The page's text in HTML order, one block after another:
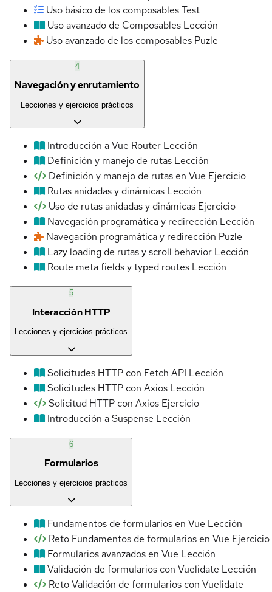
Uso básico de los composablesTest
Uso avanzado de Composables Lección
Uso avanzado de los composables Puzle
4
Navegación y enrutamiento
Lecciones y ejercicios prácticos
Introducción a Vue Router Lección
Definición y manejo de rutas Lección
Definición y manejo de rutas en Vue Ejercicio
Rutas anidadas y dinámicas Lección
Uso de rutas anidadas y dinámicas Ejercicio
Navegación programática y redirección Lección
Navegación programática y redirección Puzle
Lazy loading de rutas y scroll behavior Lección
Route meta fields y typed routes Lección
5
Interacción HTTP
Lecciones y ejercicios prácticos
Solicitudes HTTP con Fetch API Lección
Solicitudes HTTP con Axios Lección
Solicitud HTTP con Axios Ejercicio
Introducción a Suspense Lección
6
Formularios
Lecciones y ejercicios prácticos
Fundamentos de formularios en Vue Lección
Reto Fundamentos de formularios en Vue Ejercicio
Formularios avanzados en Vue Lección
Validación de formularios con Vuelidate Lección
Reto Validación de formularios con Vuelidate